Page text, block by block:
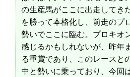
の生産馬がここに出走してき
を勝って本格化し、前走のプ
勢いでここに臨む。プロキオ
感じるかもしれないが、昨年
る重賞であり、このレースと
中と勢いに乗っており、今回